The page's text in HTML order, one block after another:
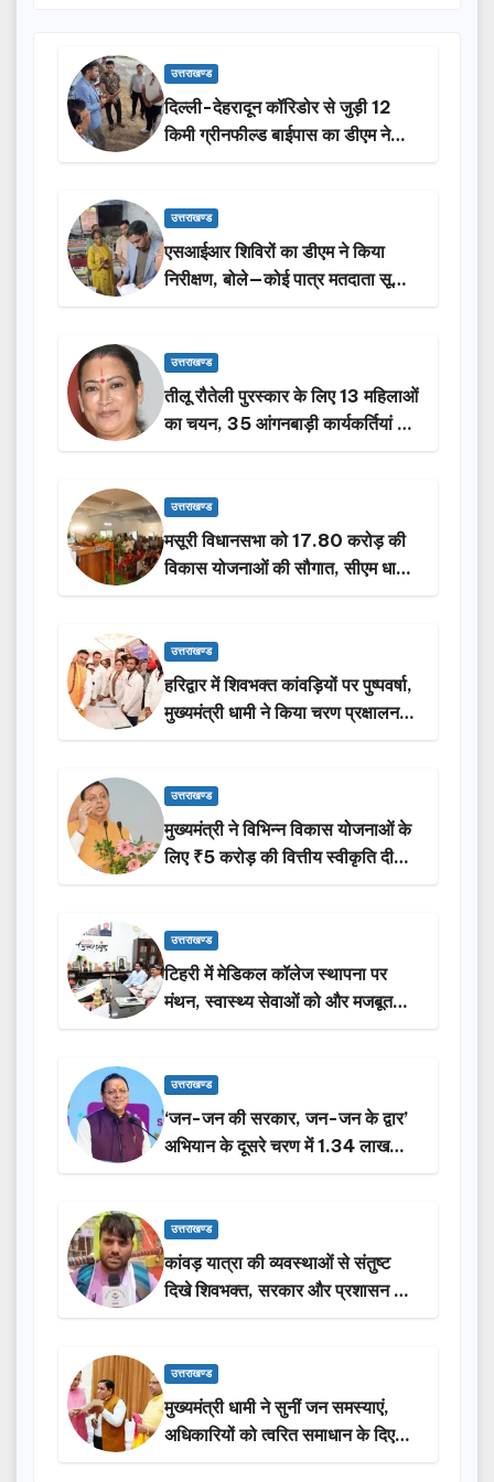
उत्तराखण्ड
दिल्ली-देहरादून कॉरिडोर से जुड़ी 12
किमी ग्रीनफील्ड बाईपास का डीएम ने
किया निरीक्षण…
उत्तराखण्ड
एसआईआर शिविरों का डीएम ने किया
निरीक्षण, बोले—कोई पात्र मतदाता सूची
से न छूटे…
उत्तराखण्ड
तीलू रौतेली पुरस्कार के लिए 13 महिलाओं
का चयन, 35 आंगनबाड़ी कार्यकर्तियां भी
होंगी सम्मानित…
उत्तराखण्ड
मसूरी विधानसभा को 17.80 करोड़ की
विकास योजनाओं की सौगात, सीएम धामी
ने किया लोकार्पण-शिलान्यास.
उत्तराखण्ड
हरिद्वार में शिवभक्त कांवड़ियों पर पुष्पवर्षा,
मुख्यमंत्री धामी ने किया चरण प्रक्षालन…
उत्तराखण्ड
मुख्यमंत्री ने विभिन्न विकास योजनाओं के
लिए ₹5 करोड़ की वित्तीय स्वीकृति दी…
उत्तराखण्ड
टिहरी में मेडिकल कॉलेज स्थापना पर
मंथन, स्वास्थ्य सेवाओं को और मजबूत
करेगी सरकार: मुख्यमंत्री धामी…
उत्तराखण्ड
‘जन-जन की सरकार, जन-जन के द्वार’
अभियान के दूसरे चरण में 1.34 लाख
लोगों की भागीदारी…
उत्तराखण्ड
कांवड़ यात्रा की व्यवस्थाओं से संतुष्ट
दिखे शिवभक्त, सरकार और प्रशासन की
सराहना…
उत्तराखण्ड
मुख्यमंत्री धामी ने सुनीं जन समस्याएं,
अधिकारियों को त्वरित समाधान के दिए
निर्देश